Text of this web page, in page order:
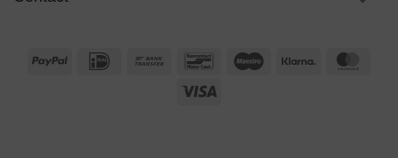
PayPal IDeal
Bank
BancontactMaestro Klarna